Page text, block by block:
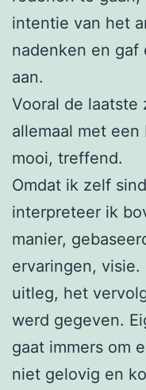
intentie van het
nadenken en gaf
aan.
Vooral de laatste
allemaal met
mooi, treffend.
Omdat ik zelf
interpreteer ik
manier,
ervaringen,
uitleg, het
werd gegeven.
gaat immers om
niet gelovig en